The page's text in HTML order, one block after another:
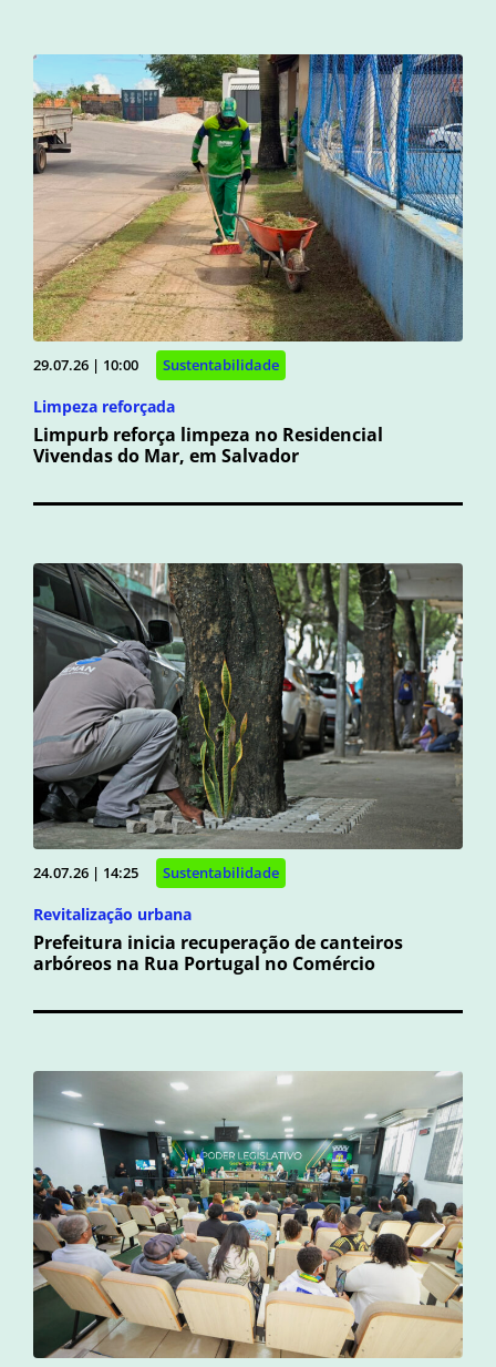
29.07.26 | 10:00 Sustentabilidade
Limpeza reforçada
Limpurb reforça limpeza no Residencial
Vivendas do Mar, em Salvador
24.07.26 | 14:25 Sustentabilidade
Revitalização urbana
Prefeitura inicia recuperação de canteiros
arbóreos na Rua Portugal no Comércio